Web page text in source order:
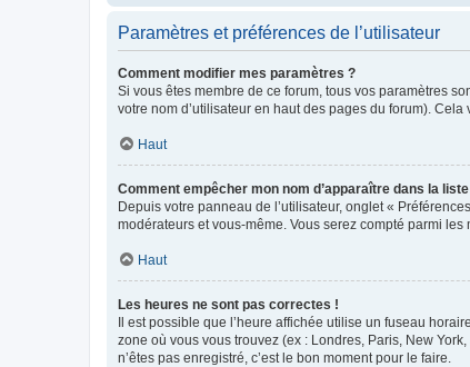
Paramètres et préférences de l’utilisateur
Comment modifier mes paramètres ?
Si vous êtes membre de ce forum, tous vos paramètres
votre nom d’utilisateur en haut des pages du forum).
Haut
Comment empêcher mon nom d’apparaître dans la
Depuis votre panneau de l’utilisateur, onglet «
modérateurs et vous-même. Vous serez compté parmi les
Haut
Les heures ne sont pas correctes !
Il est possible que l’heure affichée utilise un fuseau
zone où vous vous trouvez (ex : Londres, Paris, New
n’êtes pas enregistré, c’est le bon moment pour le faire.